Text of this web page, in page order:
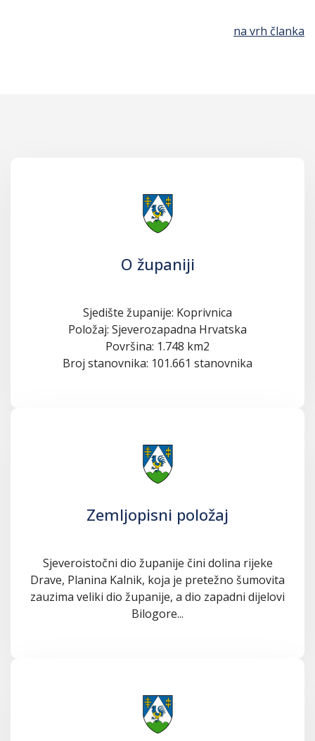
na vrh članka
O županiji
Sjedište županije: Koprivnica
Položaj: Sjeverozapadna Hrvatska
Površina: 1.748 km2
Broj stanovnika: 101.661 stanovnika
Zemljopisni položaj
Sjeveroistočni dio županije čini dolina rijeke
Drave, Planina Kalnik, koja je pretežno šumovita
zauzima veliki dio županije, a dio zapadni dijelovi
Bilogore...